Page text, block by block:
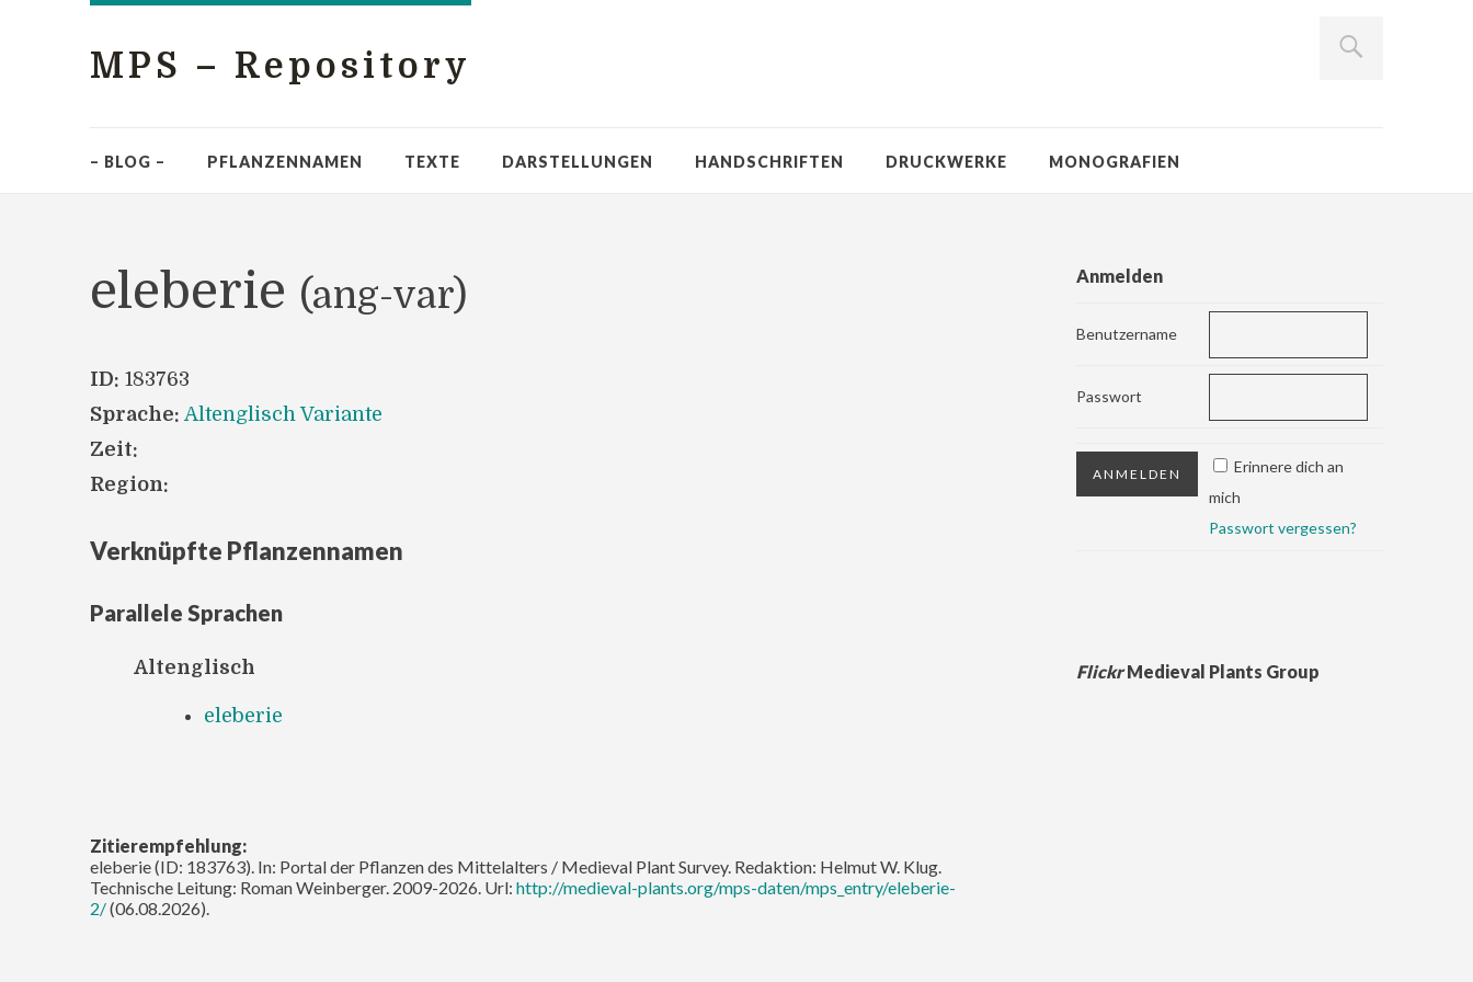
MPS – Repository
– BLOG – PFLANZENNAMEN TEXTE DARSTELLUNGEN HANDSCHRIFTEN DRUCKWERKE MONOGRAFIEN
eleberie (ang-var)
ID: 183763
Sprache: Altenglisch Variante
Zeit:
Region:
Verknüpfte Pflanzennamen
Parallele Sprachen
Altenglisch
eleberie
Zitierempfehlung:
eleberie (ID: 183763). In: Portal der Pflanzen des Mittelalters / Medieval Plant Survey. Redaktion: Helmut W. Klug.
Technische Leitung: Roman Weinberger. 2009-2026. Url: http://medieval-plants.org/mps-daten/mps_entry/eleberie-
2/(06.08.2026).
Anmelden
Benutzername
Passwort
Erinnere dich an
mich
Passwort vergessen?
FlickrMedieval Plants Group